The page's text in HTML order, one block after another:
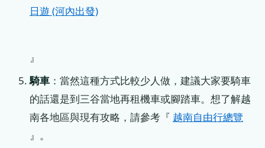
日遊 (河內出發)
』
騎車 ：當然這種方式比較少人做，建議大家要騎車
的話還是到三谷當地再租機車或腳踏車。想了解越
南各地區與現有攻略，請參考『 越南自由行總覽
』。